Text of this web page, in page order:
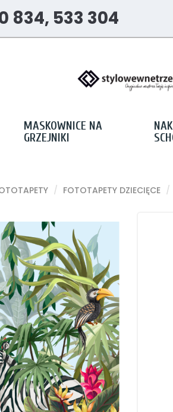
834, 533 304
MASKOWNICE NA
GRZEJNIKI
FOTOTAPETY DZIECIĘCE